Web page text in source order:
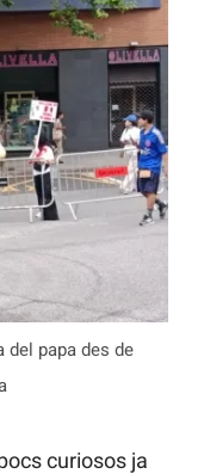
del papa des de
curiosos ja